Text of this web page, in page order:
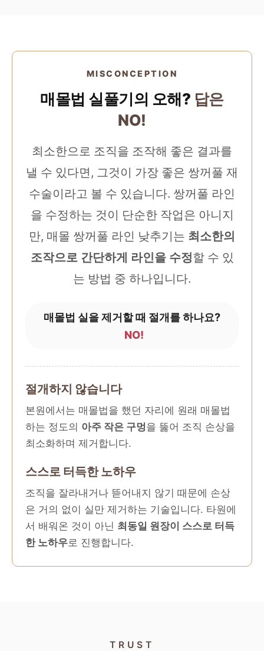
MISCONCEPTION
매몰법 실풀기의 오해? 답은
NO!
최소한으로 조직을 조작해 좋은 결과를
낼 수 있다면, 그것이 가장 좋은 쌍꺼풀 재
수술이라고 볼 수 있습니다. 쌍꺼풀 라인
을 수정하는 것이 단순한 작업은 아니지
만, 매몰 쌍꺼풀 라인 낮추기는 최소한의
조작으로 간단하게 라인을 수정할 수 있
는 방법 중 하나입니다.
매몰법 실을 제거할 때 절개를 하나요?
NO!
절개하지 않습니다
본원에서는 매몰법을 했던 자리에 원래 매몰법
하는 정도의 아주 작은 구멍을 뚫어 조직 손상을
최소화하며 제거합니다.
스스로 터득한 노하우
조직을 잘라내거나 뜯어내지 않기 때문에 손상
은 거의 없이 실만 제거하는 기술입니다. 타원에
서 배워온 것이 아닌 최동일 원장이 스스로 터득
한 노하우로 진행합니다.
TRUST